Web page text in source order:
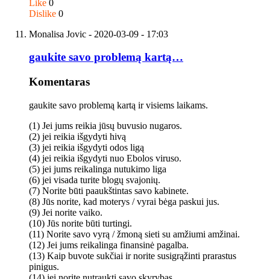
Like 0
Dislike 0
Monalisa Jovic - 2020-03-09 - 17:03
gaukite savo problemą kartą…
Komentaras
gaukite savo problemą kartą ir visiems laikams.
(1) Jei jums reikia jūsų buvusio nugaros.
(2) jei reikia išgydyti hivą
(3) jei reikia išgydyti odos ligą
(4) jei reikia išgydyti nuo Ebolos viruso.
(5) jei jums reikalinga nutukimo liga
(6) jei visada turite blogų svajonių.
(7) Norite būti paaukštintas savo kabinete.
(8) Jūs norite, kad moterys / vyrai bėga paskui jus.
(9) Jei norite vaiko.
(10) Jūs norite būti turtingi.
(11) Norite savo vyrą / žmoną sieti su amžiumi amžinai.
(12) Jei jums reikalinga finansinė pagalba.
(13) Kaip buvote sukčiai ir norite susigrąžinti prarastus
pinigus.